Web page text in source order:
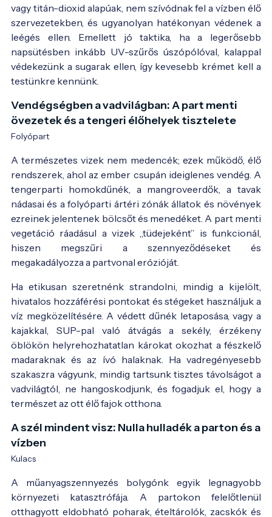
vagy titán-dioxid alapúak, nem szívódnak fel a vízben élő
szervezetekben, és ugyanolyan hatékonyan védenek a
leégés ellen. Emellett jó taktika, ha a legerősebb
napsütésben inkább UV-szűrős úszópólóval, kalappal
védekezünk a sugarak ellen, így kevesebb krémet kell a
testünkre kennünk.
Vendégségben a vadvilágban: A part menti
övezetek és a tengeri élőhelyek tisztelete
Folyópart
A természetes vizek nem medencék; ezek működő, élő
rendszerek, ahol az ember csupán ideiglenes vendég. A
tengerparti homokdűnék, a mangroveerdők, a tavak
nádasai és a folyóparti ártéri zónák állatok és növények
ezreinek jelentenek bölcsőt és menedéket. A part menti
vegetáció ráadásul a vizek „tüdejeként” is funkcionál,
hiszen megszűri a szennyeződéseket és
megakadályozza a partvonal erózióját.
Ha etikusan szeretnénk strandolni, mindig a kijelölt,
hivatalos hozzáférési pontokat és stégeket használjuk a
víz megközelítésére. A védett dűnék letaposása, vagy a
kajakkal, SUP-pal való átvágás a sekély, érzékeny
öblökön helyrehozhatatlan károkat okozhat a fészkelő
madaraknak és az ívó halaknak. Ha vadregényesebb
szakaszra vágyunk, mindig tartsunk tisztes távolságot a
vadvilágtól, ne hangoskodjunk, és fogadjuk el, hogy a
természet az ott élő fajok otthona.
A szél mindent visz: Nulla hulladék a parton és a
vízben
Kulacs
A műanyagszennyezés bolygónk egyik legnagyobb
környezeti katasztrófája. A partokon felelőtlenül
otthagyott eldobható poharak, ételtárolók, zacskók és